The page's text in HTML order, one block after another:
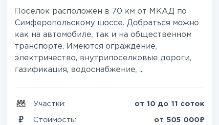
Поселок расположен в 70 км от МКАД по
Симферопольскому шоссе. Добраться можно
как на автомобиле, так и на общественном
транспорте. Имеются ограждение,
электричество, внутрипоселковые дороги,
газификация, водоснабжение, ...
Участки: от 10 до 11 соток
Стоимость: от 505 000₽